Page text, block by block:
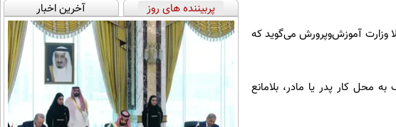
وزارت آموزش‌وپرورش می‌گوید که
محل کار پدر یا مادر، بلامانع
پربیننده های روز آخرین اخبار